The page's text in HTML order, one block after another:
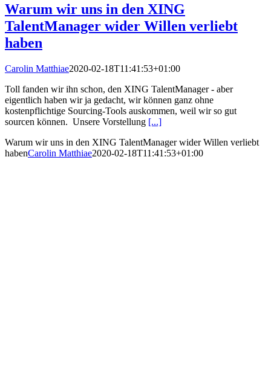
Warum wir uns in den XING
TalentManager wider Willen verliebt
haben
Carolin Matthiae2020-02-18T11:41:53+01:00
Toll fanden wir ihn schon, den XING TalentManager - aber
eigentlich haben wir ja gedacht, wir können ganz ohne
kostenpflichtige Sourcing-Tools auskommen, weil wir so gut
sourcen können. Unsere Vorstellung [...]
Warum wir uns in den XING TalentManager wider Willen verliebt
habenCarolin Matthiae2020-02-18T11:41:53+01:00